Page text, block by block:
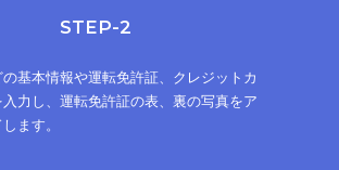
STEP-2
基本情報や運転免許証、クレジットカ
力し、運転免許証の表、裏の写真をア
ます。